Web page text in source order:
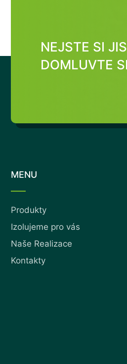
NEJSTE SI
DOMLUVTE
MENU
Produkty
Izolujeme pro vás
Naše Realizace
Kontakty